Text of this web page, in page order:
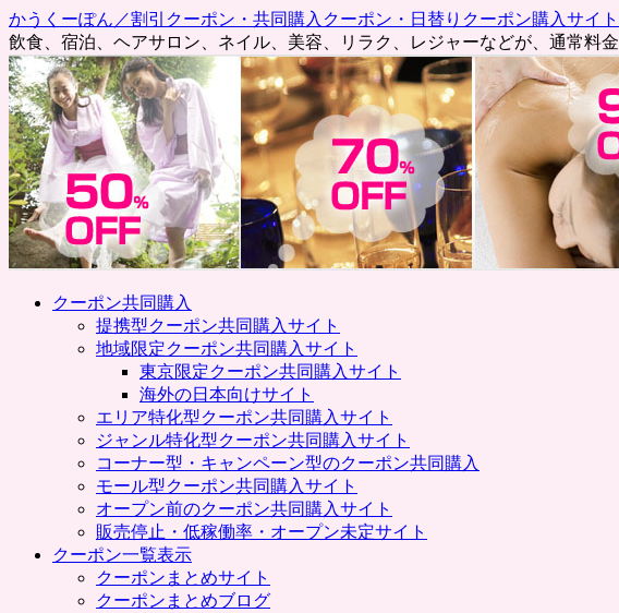
かうくーぽん／割引クーポン・共同購入クーポン・日替りクーポン購入サイ
飲食、宿泊、ヘアサロン、ネイル、美容、リラク、レジャーなどが、通常料
クーポン共同購入
提携型クーポン共同購入サイト
地域限定クーポン共同購入サイト
東京限定クーポン共同購入サイト
海外の日本向けサイト
エリア特化型クーポン共同購入サイト
ジャンル特化型クーポン共同購入サイト
コーナー型・キャンペーン型のクーポン共同購入
モール型クーポン共同購入サイト
オープン前のクーポン共同購入サイト
販売停止・低稼働率・オープン未定サイト
クーポン一覧表示
クーポンまとめサイト
クーポンまとめブログ